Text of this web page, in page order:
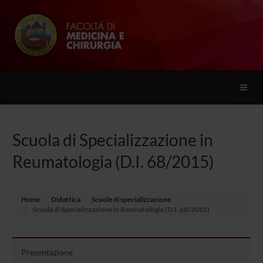
Toggle
Scuola di Specializzazione in
Reumatologia (D.I. 68/2015)
Home Didattica
Scuole di specializzazione
Scuola di Specializzazione in Reumatologia (D.I. 68/2015)
Presentazione